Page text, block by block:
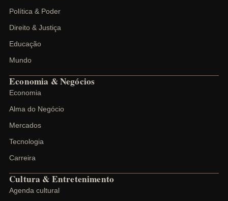
Política & Poder
Direito & Justiça
Educação
Mundo
Economia & Negócios
Economia
Alma do Negócio
Mercados
Tecnologia
Carreira
Cultura & Entretenimento
Agenda cultural